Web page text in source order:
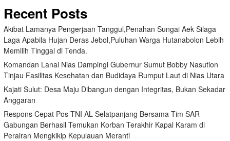
Recent Posts
Akibat Lamanya Pengerjaan Tanggul,Penahan Sungai Aek Silaga
Laga Apabila Hujan Deras Jebol,Puluhan Warga Hutanabolon Lebih
Memilih Tinggal di Tenda.
Komandan Lanal Nias Dampingi Gubernur Sumut Bobby Nasution
Tinjau Fasilitas Kesehatan dan Budidaya Rumput Laut di Nias Utara
Kajati Sulut: Desa Maju Dibangun dengan Integritas, Bukan Sekadar
Anggaran
Respons Cepat Pos TNI AL Selatpanjang Bersama Tim SAR
Gabungan Berhasil Temukan Korban Terakhir Kapal Karam di
Perairan Mengkikip Kepulauan Meranti